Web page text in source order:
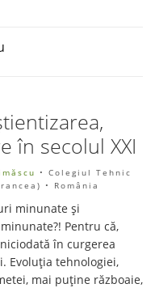
în secolul XXI
• Colegiul Tehnic
• România
minunate și
Pentru că,
în curgerea
Evoluția tehnologiei,
mai puține războaie,